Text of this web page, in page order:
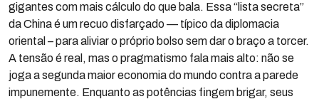
gigantes com mais cálculo do que bala. Essa “lista secreta”
da China é um recuo disfarçado — típico da diplomacia
oriental – para aliviar o próprio bolso sem dar o braço a torcer.
A tensão é real, mas o pragmatismo fala mais alto: não se
joga a segunda maior economia do mundo contra a parede
impunemente. Enquanto as potências fingem brigar, seus